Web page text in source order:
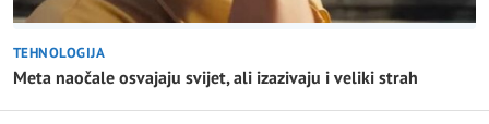
TEHNOLOGIJA
Meta naočale osvajaju svijet, ali izazivaju i veliki strah